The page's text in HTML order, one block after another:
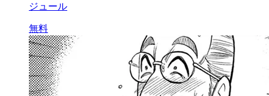
ジュール
無料